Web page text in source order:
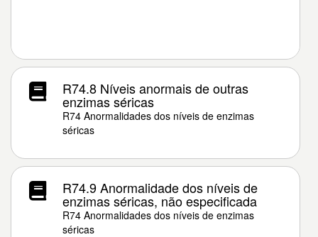
R74.8 Níveis anormais de outras
enzimas séricas
R74 Anormalidades dos níveis de enzimas
séricas
R74.9 Anormalidade dos níveis de
enzimas séricas, não especificada
R74 Anormalidades dos níveis de enzimas
séricas